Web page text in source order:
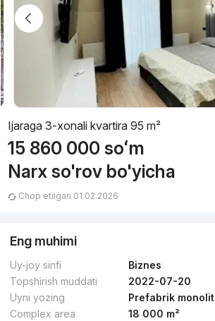
Ijaraga 3-xonali kvartira 95 m²
15 860 000 soʻm
Narx so'rov bo'yicha
Chop etilgan 01.02.2026
Eng muhimi
Uy-joy sinfi
Biznes
Topshirish muddati
2022-07-20
Uyni yozing
Prefabrik monolit
Complex area
18 000 m²